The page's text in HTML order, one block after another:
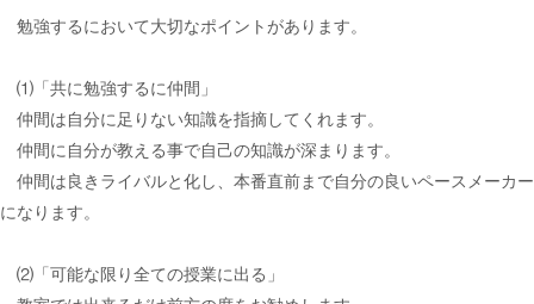
勉強するにおいて大切なポイントがあります。
⑴「共に勉強するに仲間」
仲間は自分に足りない知識を指摘してくれます。
仲間に自分が教える事で自己の知識が深まります。
仲間は良きライバルと化し、本番直前まで自分の良いペースメーカー
になります。
⑵「可能な限り全ての授業に出る」